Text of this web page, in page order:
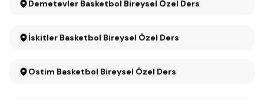
Demetevler Basketbol Bireysel Özel Ders
İskitler Basketbol Bireysel Özel Ders
Ostim Basketbol Bireysel Özel Ders